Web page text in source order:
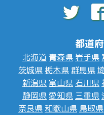
都道
北海道 青森県 岩手県
茨城県 栃木県群馬県
新潟県 富山県 石川県
静岡県愛知県 三重県
奈良県 和歌山県 鳥取県